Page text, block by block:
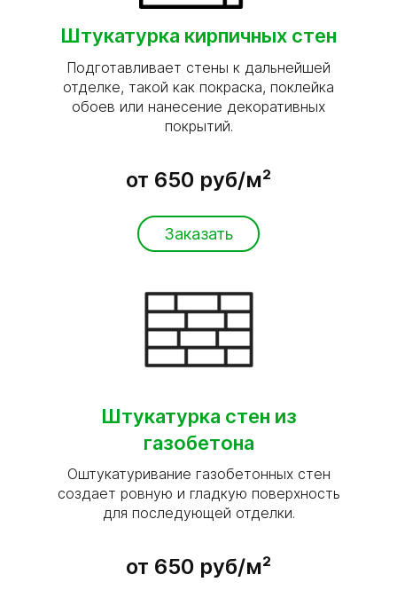
Штукатурка кирпичных стен
Подготавливает стены к дальнейшей
отделке, такой как покраска, поклейка
обоев или нанесение декоративных
покрытий.
от 650 руб/м²
Заказать
Штукатурка стен из
газобетона
Оштукатуривание газобетонных стен
создает ровную и гладкую поверхность
для последующей отделки.
от 650 руб/м²